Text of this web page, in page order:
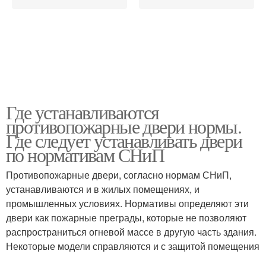
Где устанавливаются
противопожарные двери нормы.
Где следует устанавливать двери
по нормативам СНиП
Противопожарные двери, согласно нормам СНиП,
устанавливаются и в жилых помещениях, и
промышленных условиях. Нормативы определяют эти
двери как пожарные преграды, которые не позволяют
распространиться огневой массе в другую часть здания.
Некоторые модели справляются и с защитой помещения